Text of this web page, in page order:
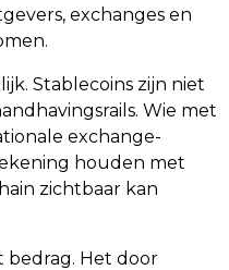
exchanges en
Stablecoins zijn niet
Wie met
exchange-
houden met
zichtbaar kan
bedrag. Het door